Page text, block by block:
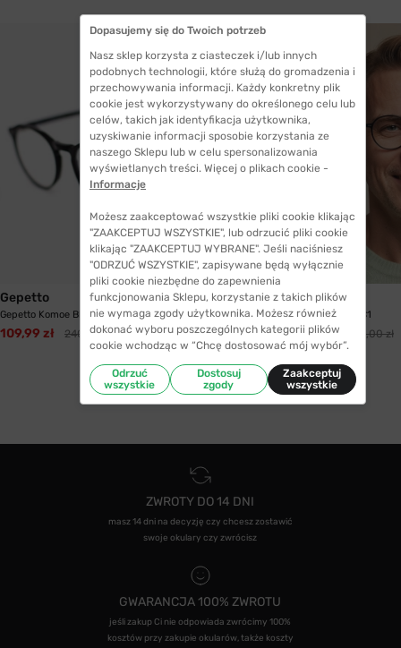
Gepetto
Gepetto Komoe Black C1
109,99 zł 240,00 zł
Gepetto
Gepetto Parana I C1
109,99 zł 240,00 zł
ZWROTY DO 14 DNI
masz 14 dni na decyzję czy chcesz zostawić
swoje okulary czy zwrócisz
GWARANCJA 100% ZWROTU
jeśli zakup Ci nie odpowiada zwrócimy 100%
kosztów przy zakupie okularów, także koszty
Dopasujemy się do Twoich potrzeb
Nasz sklep korzysta z ciasteczek i/lub innych
podobnych technologii, które służą do gromadzenia i
przechowywania informacji. Każdy konkretny plik
cookie jest wykorzystywany do określonego celu lub
celów, takich jak identyfikacja użytkownika,
uzyskiwanie informacji sposobie korzystania ze
naszego Sklepu lub w celu spersonalizowania
wyświetlanych treści. Więcej o plikach cookie -
Informacje
Możesz zaakceptować wszystkie pliki cookie klikając
"ZAAKCEPTUJ WSZYSTKIE", lub odrzucić pliki cookie
klikając "ZAAKCEPTUJ WYBRANE". Jeśli naciśniesz
"ODRZUĆ WSZYSTKIE", zapisywane będą wyłącznie
pliki cookie niezbędne do zapewnienia
funkcjonowania Sklepu, korzystanie z takich plików
nie wymaga zgody użytkownika. Możesz również
dokonać wyboru poszczególnych kategorii plików
cookie wchodząc w “Chcę dostosować mój wybór”.
Odrzuć
wszystkie
Dostosuj
zgody
Zaakceptuj
wszystkie